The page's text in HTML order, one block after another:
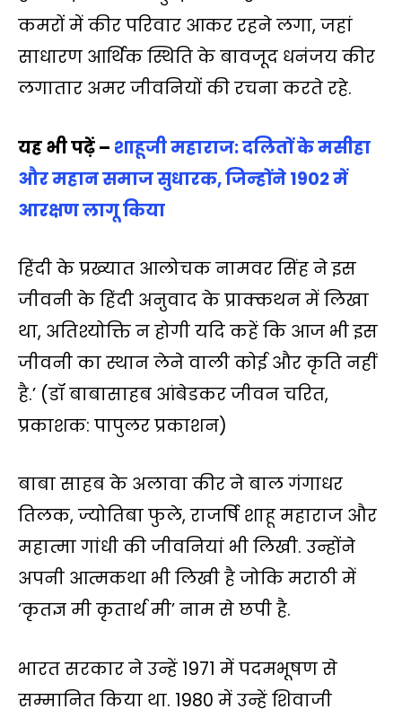
कमरों में कीर परिवार आकर रहने लगा, जहां
साधारण आर्थिक स्थिति के बावजूद धनंजय कीर
लगातार अमर जीवनियों की रचना करते रहे.
यह भी पढ़ें – शाहूजी महाराज: दलितों के मसीहा
और महान समाज सुधारक, जिन्‍होंने 1902 में
आरक्षण लागू किया
हिंदी के प्रख्यात आलोचक नामवर सिंह ने इस
जीवनी के हिंदी अऩुवाद के प्राक्कथन में लिखा
था, अतिश्योक्ति न होगी यदि कहें कि आज भी इस
जीवनी का स्थान लेने वाली कोई और कृति नहीं
है.’ (डॉ बाबासाहब आंबेडकर जीवन चरित,
प्रकाशक: पापुलर प्रकाशन)
बाबा साहब के अलावा कीर ने बाल गंगाधर
तिलक, ज्योतिबा फुले, राजर्षि शाहू महाराज और
महात्मा गांधी की जीवनियां भी लिखी. उन्होंने
अपनी आत्मकथा भी लिखी है जोकि मराठी में
‘कृतज्ञ मी कृतार्थ मी’ नाम से छपी है.
भारत सरकार ने उन्हें 1971 में पदमभूषण से
सम्मानित किया था. 1980 में उन्हें शिवाजी